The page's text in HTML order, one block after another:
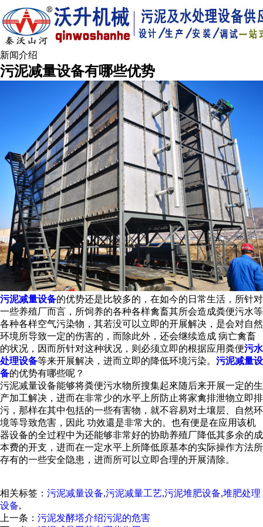
新闻介绍
污泥减量设备有哪些优势
污泥减量设备的优势还是比较多的，在如今的日常生活，所针对
一些养殖厂而言，所饲养的各种各样禽畜其所会造成粪便污水等
各种各样空气污染物，其若没可以立即的开展解决，是会对自然
环境所导致一定的伤害的，而除此外，还会继续造成 病亡禽畜
的状况，因而所针对这种状况，则必须立即的根据应用粪便污水
处理设备等来开展解决，进而立即的降低环境污染。 污泥减量设
备的优势有哪些呢？
污泥减量设备能够将粪便污水物所搜集起來随后来开展一定的生
产加工解决，进而在非常少的水平上所防止将家禽排泄物立即排
污，那样在其中包括的一些有害物，就不容易对土壤层、自然环
境等导致危害，因此 功效還是非常大的。也有便是在应用该机
器设备的全过程中为还能够非常好的协助养殖厂降低其多余的成
本费的开支，进而在一定水平上所降低原基本的实际操作方法所
存有的一些安全隐患，进而所可以立即合理的开展清除。
相关标签： 污泥减量设备,污泥减量工艺,污泥堆肥设备,堆肥处理
设备,
上一条： 污泥发酵塔介绍污泥的危害